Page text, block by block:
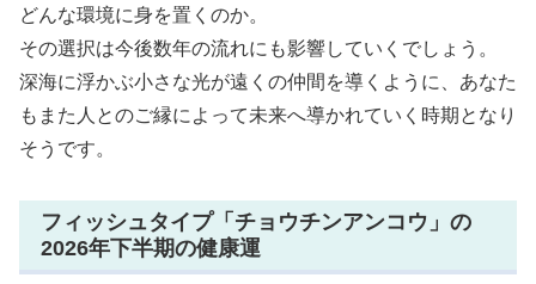
どんな環境に身を置くのか。
その選択は今後数年の流れにも影響していくでしょう。
深海に浮かぶ小さな光が遠くの仲間を導くように、あなた
もまた人とのご縁によって未来へ導かれていく時期となり
そうです。
フィッシュタイプ「チョウチンアンコウ」の
2026年下半期の健康運